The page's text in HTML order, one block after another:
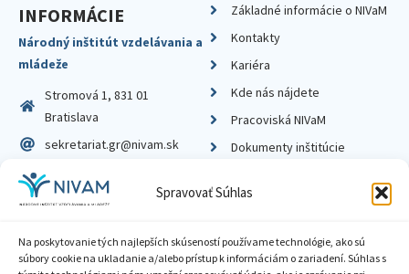
Spravovať Súhlas
Na poskytovanie tých najlepších skúseností používame technológie, ako sú
súbory cookie na ukladanie a/alebo prístup k informáciám o zariadení. Súhlas s
INFORMÁCIE
Národný inštitút vzdelávania a
mládeže
Stromová 1, 831 01
Bratislava
sekretariat.gr@nivam.sk
IČO: 00164348
DIČ: 2020798714
Základné informácie o NIVaM
Kontakty
Kariéra
Kde nás nájdete
Pracoviská NIVaM
Dokumenty inštitúcie